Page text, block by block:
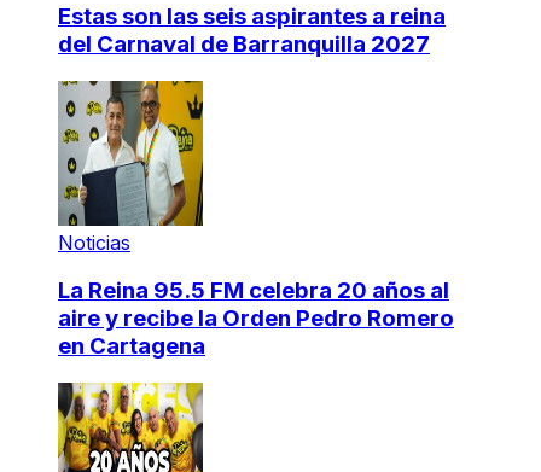
Estas son las seis aspirantes a reina
del Carnaval de Barranquilla 2027
Noticias
La Reina 95.5 FM celebra 20 años al
aire y recibe la Orden Pedro Romero
en Cartagena